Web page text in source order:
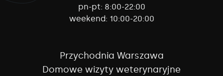
pn-pt: 8:00-22:00
weekend: 10:00-20:00
Przychodnia Warszawa
Domowe wizyty weterynaryjne